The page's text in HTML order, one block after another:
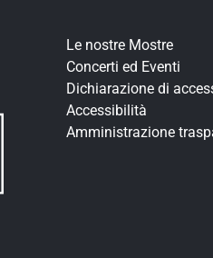
Le nostre Mostre
Concerti ed Eventi
Dichiarazione di
Accessibilità
Amministrazione